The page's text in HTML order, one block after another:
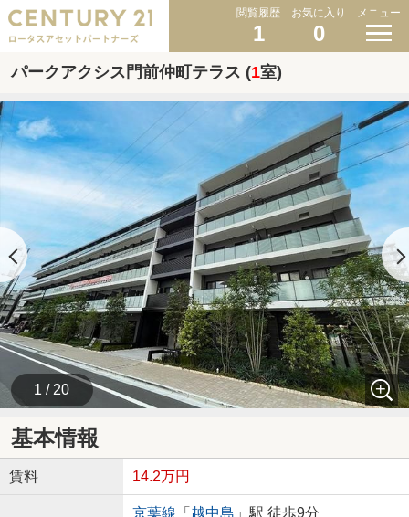
閲覧履歴
1
お気に入り
0
メニュー
パークアクシス門前仲町テラス (1室)
1 / 20
基本情報
賃料 14.2万円
京葉線 「 越中島 」駅 徒歩9分